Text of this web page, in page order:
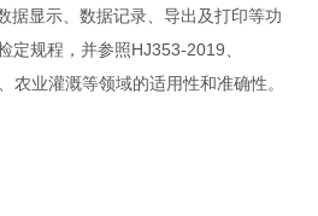
据显示、数据记录、导出及打印等功
定规程，并参照HJ353-2019、
业灌溉等领域的适用性和准确性。